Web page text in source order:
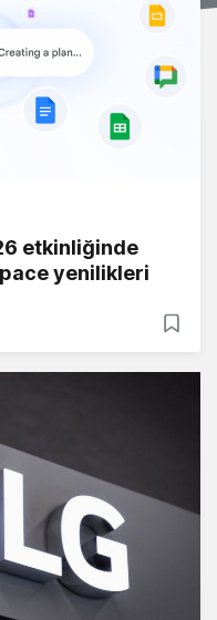
etkinliğinde
yenilikleri